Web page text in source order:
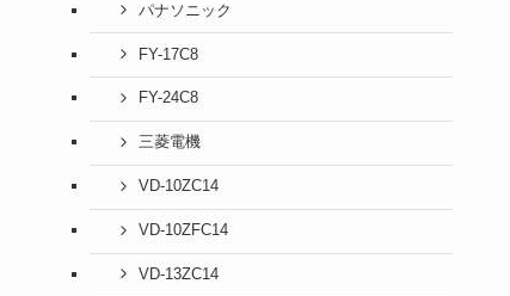
パナソニック
FY-17C8
FY-24C8
三菱電機
VD-10ZC14
VD-10ZFC14
VD-13ZC14